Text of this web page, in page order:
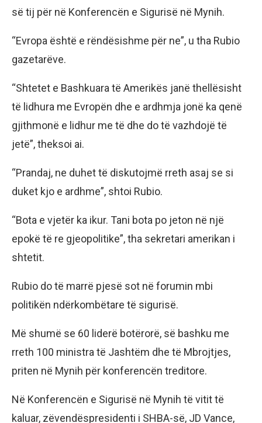
së tij për në Konferencën e Sigurisë në Mynih.
“Evropa është e rëndësishme për ne”, u tha Rubio
gazetarëve.
“Shtetet e Bashkuara të Amerikës janë thellësisht
të lidhura me Evropën dhe e ardhmja jonë ka qenë
gjithmonë e lidhur me të dhe do të vazhdojë të
jetë”, theksoi ai.
“Prandaj, ne duhet të diskutojmë rreth asaj se si
duket kjo e ardhme”, shtoi Rubio.
“Bota e vjetër ka ikur. Tani bota po jeton në një
epokë të re gjeopolitike”, tha sekretari amerikan i
shtetit.
Rubio do të marrë pjesë sot në forumin mbi
politikën ndërkombëtare të sigurisë.
Më shumë se 60 liderë botërorë, së bashku me
rreth 100 ministra të Jashtëm dhe të Mbrojtjes,
priten në Mynih për konferencën treditore.
Në Konferencën e Sigurisë në Mynih të vitit të
kaluar, zëvendëspresidenti i SHBA-së, JD Vance,